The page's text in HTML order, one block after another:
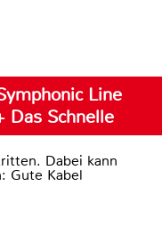
Line
Das Schnelle
Dabei kann
Gute Kabel